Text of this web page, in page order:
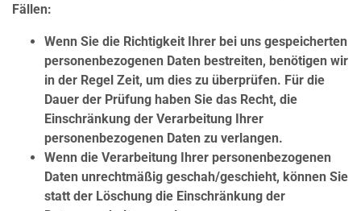
Fällen:
Wenn Sie die Richtigkeit Ihrer bei uns gespeicherten
personenbezogenen Daten bestreiten, benötigen wir
in der Regel Zeit, um dies zu überprüfen. Für die
Dauer der Prüfung haben Sie das Recht, die
Einschränkung der Verarbeitung Ihrer
personenbezogenen Daten zu verlangen.
Wenn die Verarbeitung Ihrer personenbezogenen
Daten unrechtmäßig geschah/geschieht, können Sie
statt der Löschung die Einschränkung der